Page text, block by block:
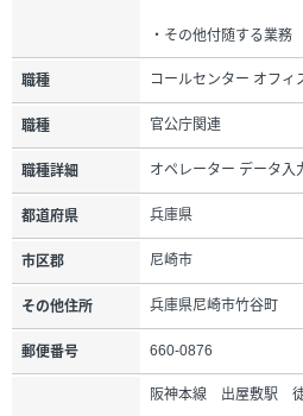
・その他付随する業務
職種 コールセンター オフィ
職種 官公庁関連
職種詳細 オペレーター データ入
都道府県 兵庫県
市区郡 尼崎市
その他住所 兵庫県尼崎市竹谷町
郵便番号 660-0876
阪神本線 出屋敷駅